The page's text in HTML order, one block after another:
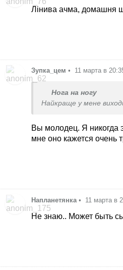
Лінива ачма, домашня
Зупка_цем • 11 марта в
Нога на ногу
Найкраще у мене
Вы молодец. Я никогда
мне оно кажется очень
Напланетянка • 11 марта в
Не знаю.. Может быть